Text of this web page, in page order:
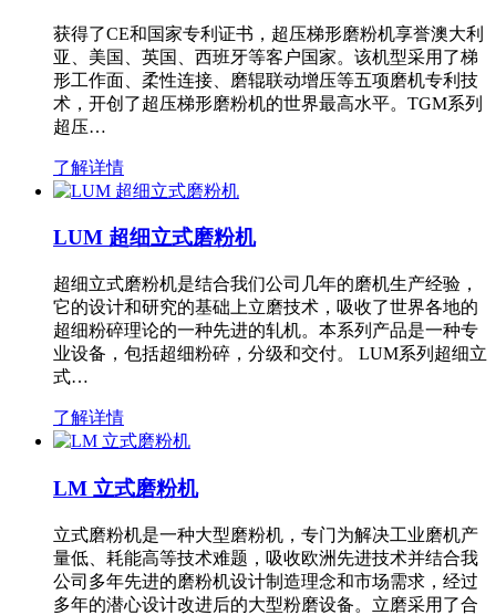
获得了CE和国家专利证书，超压梯形磨粉机享誉澳大利
亚、美国、英国、西班牙等客户国家。该机型采用了梯
形工作面、柔性连接、磨辊联动增压等五项磨机专利技
术，开创了超压梯形磨粉机的世界最高水平。TGM系列
超压…
了解详情
LUM 超细立式磨粉机
超细立式磨粉机是结合我们公司几年的磨机生产经验，
它的设计和研究的基础上立磨技术，吸收了世界各地的
超细粉碎理论的一种先进的轧机。本系列产品是一种专
业设备，包括超细粉碎，分级和交付。 LUM系列超细立
式…
了解详情
LM 立式磨粉机
立式磨粉机是一种大型磨粉机，专门为解决工业磨机产
量低、耗能高等技术难题，吸收欧洲先进技术并结合我
公司多年先进的磨粉机设计制造理念和市场需求，经过
多年的潜心设计改进后的大型粉磨设备。立磨采用了合